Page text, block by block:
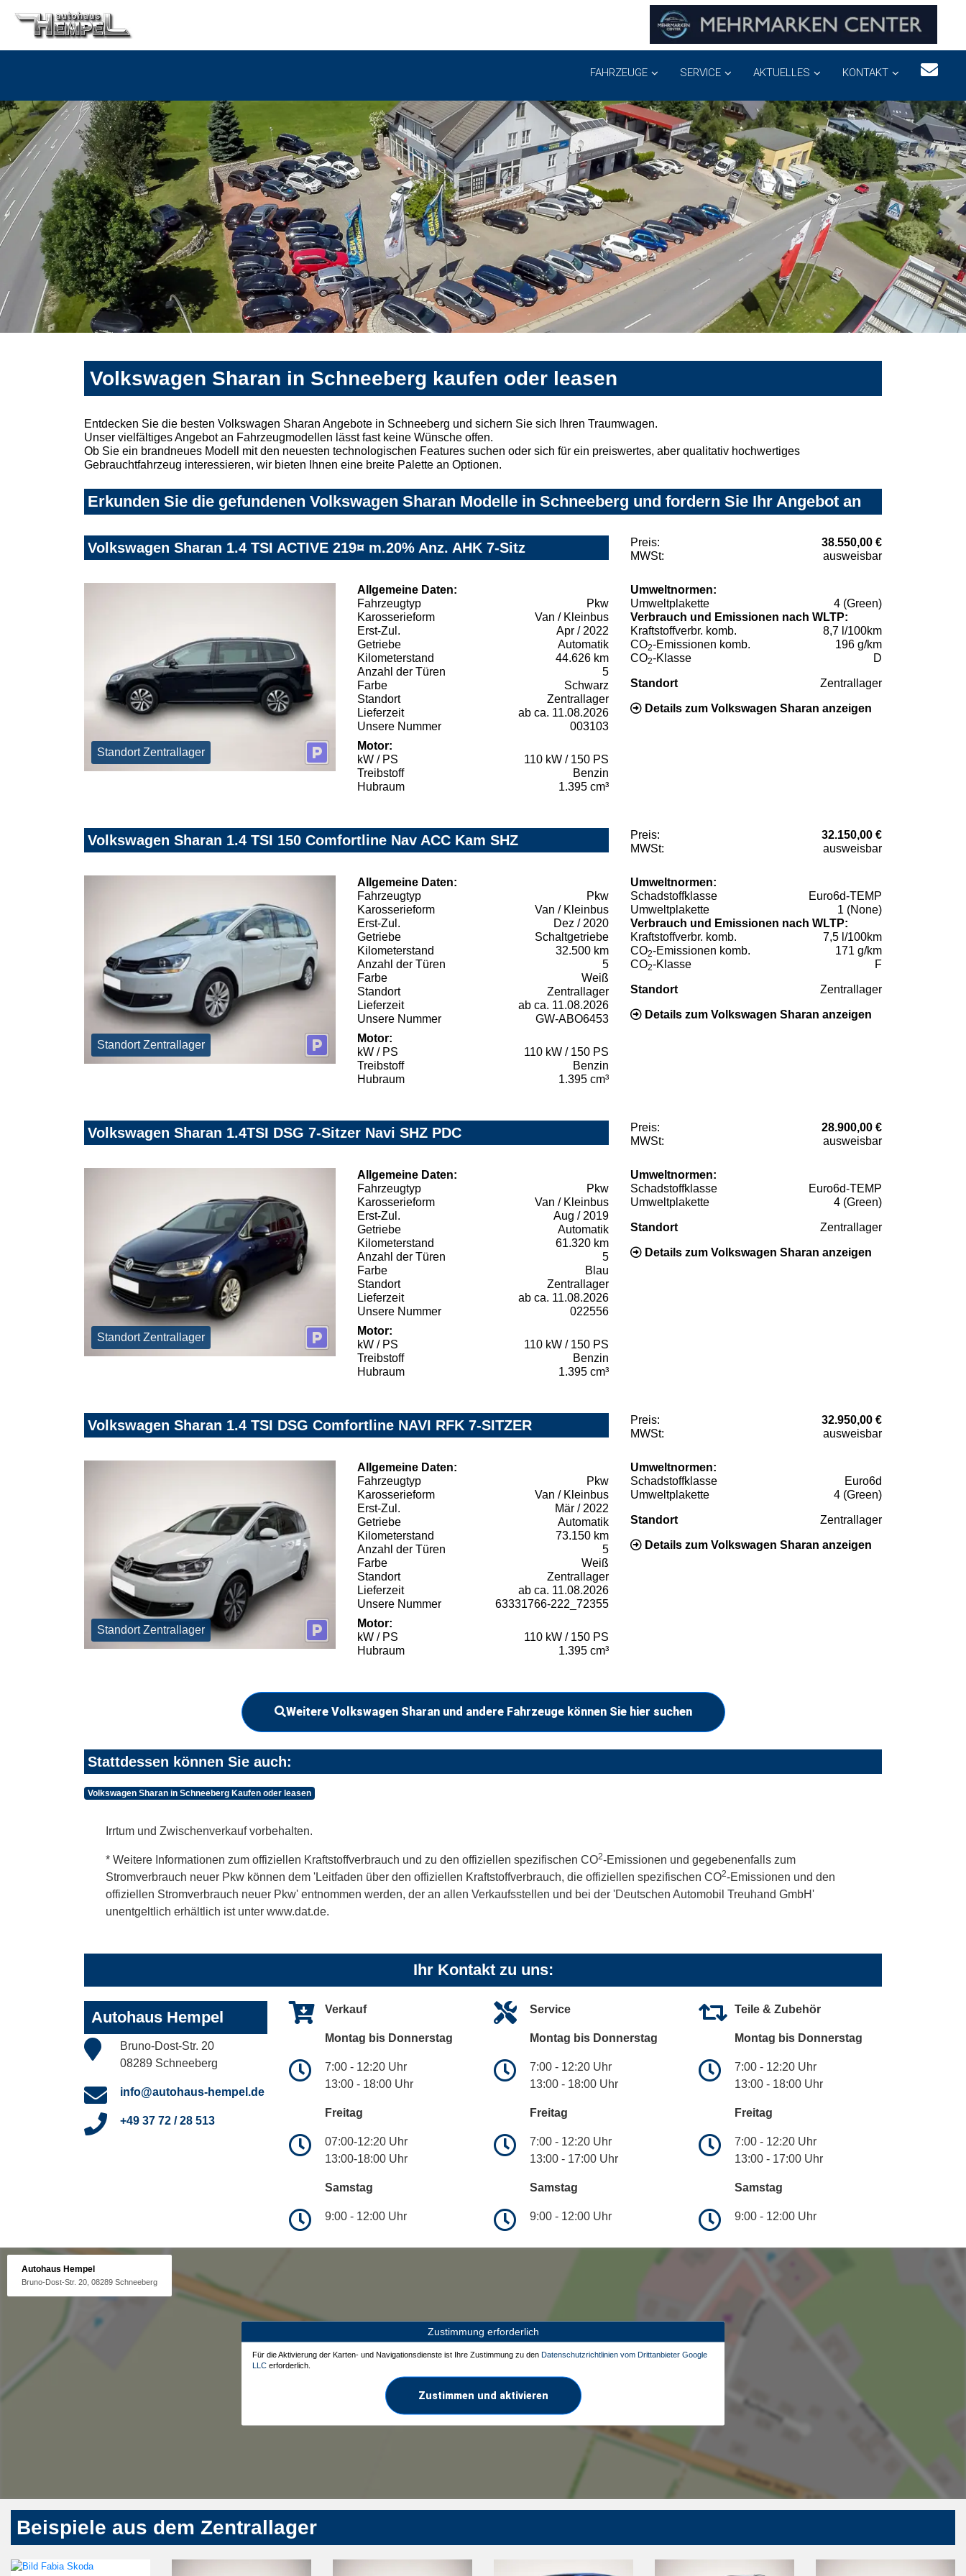
FAHRZEUGE SERVICE AKTUELLES KONTAKT
Volkswagen Sharan in Schneeberg kaufen oder leasen
Entdecken Sie die besten Volkswagen Sharan Angebote in Schneeberg und sichern Sie sich Ihren Traumwagen.
Unser vielfältiges Angebot an Fahrzeugmodellen lässt fast keine Wünsche offen.
Ob Sie ein brandneues Modell mit den neuesten technologischen Features suchen oder sich für ein preiswertes, aber qualitativ hochwertiges
Gebrauchtfahrzeug interessieren, wir bieten Ihnen eine breite Palette an Optionen.
Erkunden Sie die gefundenen Volkswagen Sharan Modelle in Schneeberg und fordern Sie Ihr Angebot an
Volkswagen Sharan 1.4 TSI ACTIVE 219¤ m.20% Anz. AHK 7-Sitz Preis:
38.550,00 €
MWSt:
ausweisbar
Standort Zentrallager
Allgemeine Daten:
Fahrzeugtyp
Pkw
Karosserieform
Van / Kleinbus
Erst-Zul.
Apr / 2022
Getriebe
Automatik
Kilometerstand
44.626 km
Anzahl der Türen
5
Farbe
Schwarz
Standort
Zentrallager
Lieferzeit
ab ca. 11.08.2026
Unsere Nummer
003103
Motor:
kW / PS
110 kW / 150 PS
Treibstoff
Benzin
Hubraum
1.395 cm³
Umweltnormen:
Umweltplakette
4 (Green)
Verbrauch und Emissionen nach WLTP:
Kraftstoffverbr. komb.
8,7 l/100km
CO2-Emissionen komb.
196 g/km
CO2-Klasse D
Standort Zentrallager
Details zum Volkswagen Sharan anzeigen
Volkswagen Sharan 1.4 TSI 150 Comfortline Nav ACC Kam SHZ Preis:
32.150,00 €
MWSt:
ausweisbar
Standort Zentrallager
Allgemeine Daten:
Fahrzeugtyp
Pkw
Karosserieform
Van / Kleinbus
Erst-Zul.
Dez / 2020
Getriebe
Schaltgetriebe
Kilometerstand
32.500 km
Anzahl der Türen
5
Farbe
Weiß
Standort
Zentrallager
Lieferzeit
ab ca. 11.08.2026
Unsere Nummer
GW-ABO6453
Motor:
kW / PS
110 kW / 150 PS
Treibstoff
Benzin
Hubraum
1.395 cm³
Umweltnormen:
Schadstoffklasse
Euro6d-TEMP
Umweltplakette
1 (None)
Verbrauch und Emissionen nach WLTP:
Kraftstoffverbr. komb.
7,5 l/100km
CO2-Emissionen komb.
171 g/km
CO2-Klasse F
Standort Zentrallager
Details zum Volkswagen Sharan anzeigen
Volkswagen Sharan 1.4TSI DSG 7-Sitzer Navi SHZ PDC Preis:
28.900,00 €
MWSt:
ausweisbar
Standort Zentrallager
Allgemeine Daten:
Fahrzeugtyp
Pkw
Karosserieform
Van / Kleinbus
Erst-Zul.
Aug / 2019
Getriebe
Automatik
Kilometerstand
61.320 km
Anzahl der Türen
5
Farbe
Blau
Standort
Zentrallager
Lieferzeit
ab ca. 11.08.2026
Unsere Nummer
022556
Motor:
kW / PS
110 kW / 150 PS
Treibstoff
Benzin
Hubraum
1.395 cm³
Umweltnormen:
Schadstoffklasse
Euro6d-TEMP
Umweltplakette
4 (Green)
Standort Zentrallager
Details zum Volkswagen Sharan anzeigen
Volkswagen Sharan 1.4 TSI DSG Comfortline NAVI RFK 7-SITZER Preis:
32.950,00 €
MWSt:
ausweisbar
Standort Zentrallager
Allgemeine Daten:
Fahrzeugtyp
Pkw
Karosserieform
Van / Kleinbus
Erst-Zul.
Mär / 2022
Getriebe
Automatik
Kilometerstand
73.150 km
Anzahl der Türen
5
Farbe
Weiß
Standort
Zentrallager
Lieferzeit
ab ca. 11.08.2026
Unsere Nummer
63331766-222_72355
Motor:
kW / PS
110 kW / 150 PS
Hubraum
1.395 cm³
Umweltnormen:
Schadstoffklasse
Euro6d
Umweltplakette
4 (Green)
Standort Zentrallager
Details zum Volkswagen Sharan anzeigen
Weitere Volkswagen Sharan und andere Fahrzeuge können Sie hier suchen
Stattdessen können Sie auch:
Volkswagen Sharan in Schneeberg Kaufen oder leasen
Irrtum und Zwischenverkauf vorbehalten.
* Weitere Informationen zum offiziellen Kraftstoffverbrauch und zu den offiziellen spezifischen CO2-Emissionen und gegebenenfalls zum
Stromverbrauch neuer Pkw können dem 'Leitfaden über den offiziellen Kraftstoffverbrauch, die offiziellen spezifischen CO2-Emissionen und den
offiziellen Stromverbrauch neuer Pkw' entnommen werden, der an allen Verkaufsstellen und bei der 'Deutschen Automobil Treuhand GmbH'
unentgeltlich erhältlich ist unter www.dat.de.
Ihr Kontakt zu uns:
Autohaus Hempel
Bruno-Dost-Str. 20
08289 Schneeberg
info@autohaus-hempel.de
+49 37 72 / 28 513
Verkauf
Montag bis Donnerstag
7:00 - 12:20 Uhr
13:00 - 18:00 Uhr
Freitag
07:00-12:20 Uhr
13:00-18:00 Uhr
Samstag
9:00 - 12:00 Uhr
Service
Montag bis Donnerstag
7:00 - 12:20 Uhr
13:00 - 18:00 Uhr
Freitag
7:00 - 12:20 Uhr
13:00 - 17:00 Uhr
Samstag
9:00 - 12:00 Uhr
Teile & Zubehör
Montag bis Donnerstag
7:00 - 12:20 Uhr
13:00 - 18:00 Uhr
Freitag
7:00 - 12:20 Uhr
13:00 - 17:00 Uhr
Samstag
9:00 - 12:00 Uhr
Autohaus Hempel
Bruno-Dost-Str. 20, 08289 Schneeberg
Zustimmung erforderlich
Für die Aktivierung der Karten- und Navigationsdienste ist Ihre Zustimmung zu den Datenschutzrichtlinien vom Drittanbieter Google
LLC erforderlich.
Zustimmen und aktivieren
Beispiele aus dem Zentrallager